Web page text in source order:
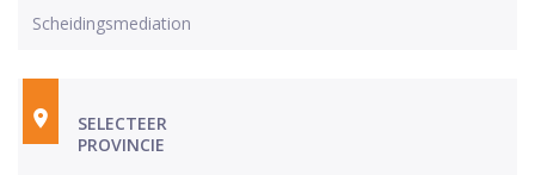
Scheidingsmediation
SELECTEER
PROVINCIE